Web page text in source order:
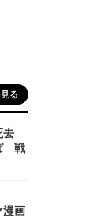
る
去
戦
画